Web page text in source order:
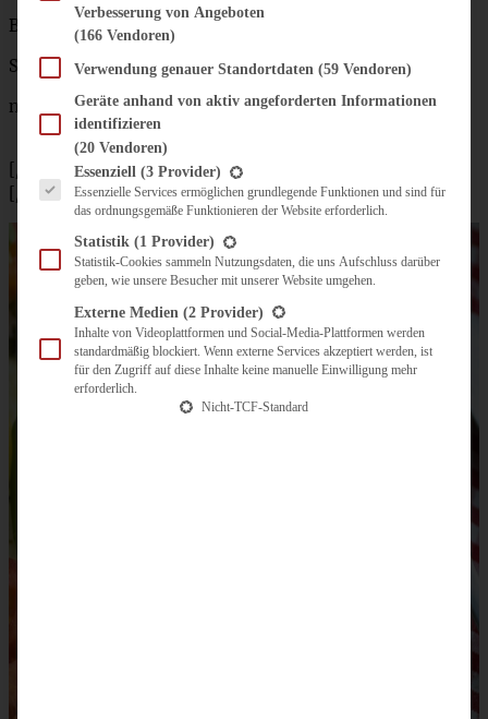
Basilikum
Salz, Pfeffer aus der Mühle
nach Belieben etwas Serrano-Schinken
[/tab]
[/tabs]
Verbesserung von Angeboten
(166 Vendoren)
Verwendung genauer Standortdaten (59 Vendoren)
Geräte anhand von aktiv angeforderten Informationen
identifizieren
(20 Vendoren)
Es folgt eine Liste der Service-Gruppen, für die eine Einwilligung erteilt werden
Essenziell (3 Provider)
Essenzielle Services ermöglichen grundlegende Funktionen und sind für
das ordnungsgemäße Funktionieren der Website erforderlich.
Statistik (1 Provider)
Statistik-Cookies sammeln Nutzungsdaten, die uns Aufschluss darüber
geben, wie unsere Besucher mit unserer Website umgehen.
Externe Medien (2 Provider)
Inhalte von Videoplattformen und Social-Media-Plattformen werden
standardmäßig blockiert. Wenn externe Services akzeptiert werden, ist
für den Zugriff auf diese Inhalte keine manuelle Einwilligung mehr
erforderlich.
Nicht-TCF-Standard